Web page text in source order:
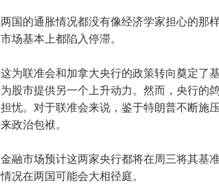
两国的通胀情况都没有像经济学家担心的那
市场基本上都陷入停滞。
这为联准会和加拿大央行的政策转向奠定了
为股市提供另一个上升动力。然而，央行的
担忧。对于联准会来说，鉴于特朗普不断施
来政治包袱。
金融市场预计这两家央行都将在周三将其基
情况在两国可能会大相径庭。